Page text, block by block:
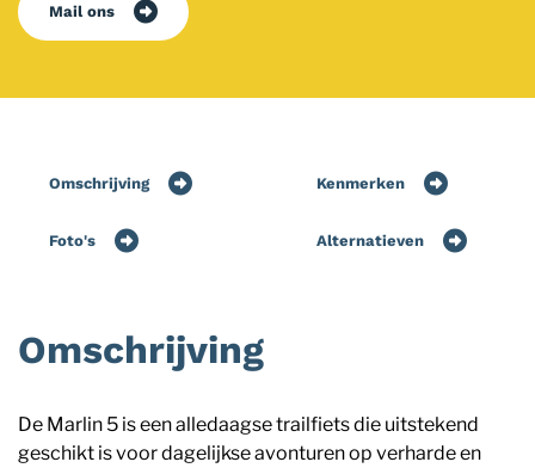
Mail ons
Omschrijving Kenmerken
Foto's Alternatieven
Omschrijving
De Marlin 5 is een alledaagse trailfiets die uitstekend
geschikt is voor dagelijkse avonturen op verharde en